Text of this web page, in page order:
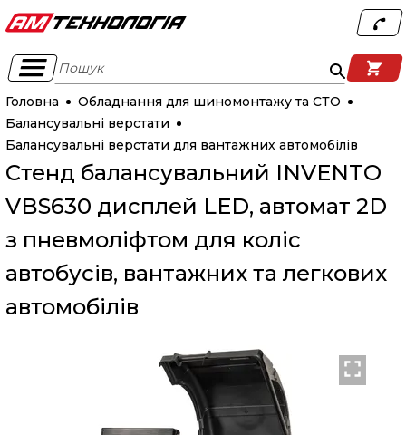
Пошук
Головна
Обладнання для шиномонтажу та СТО
Балансувальні верстати
Балансувальні верстати для вантажних автомобілів
Стенд балансувальний INVENTO
VBS630 дисплей LED, автомат 2D
з пневмоліфтом для коліс
автобусів, вантажних та легкових
автомобілів